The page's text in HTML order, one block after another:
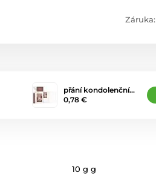
Záruka:
přání kondolenční…
0,78 €
10 g g